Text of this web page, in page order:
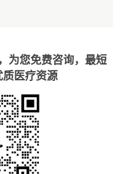
为您免费咨询，最短
医疗资源